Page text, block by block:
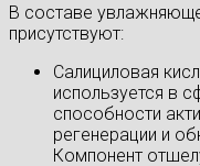
В составе
присутствуют:
Салициловая
используется в
способности
регенерации и
Компонент